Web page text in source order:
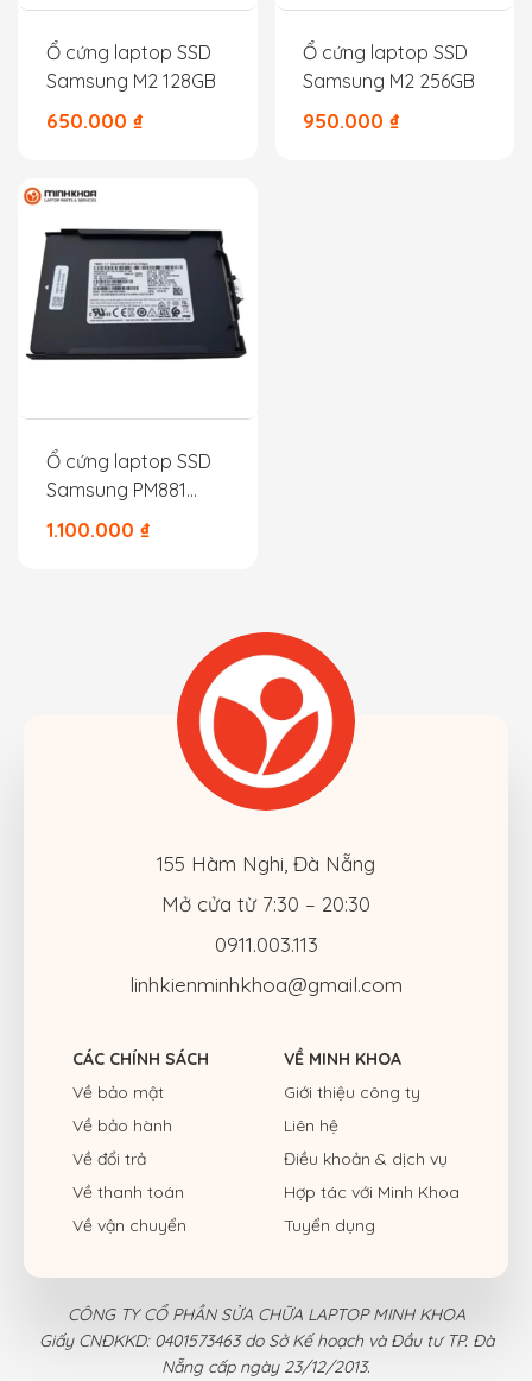
Ổ cứng laptop SSD
Samsung M2 128GB
650.000 ₫
Ổ cứng laptop SSD
Samsung M2 256GB
950.000 ₫
Ổ cứng laptop SSD
Samsung PM881
SATA3 256GB
1.100.000 ₫
CÁC CHÍNH SÁCH
Về bảo mật
Về bảo hành
Về đổi trả
Về thanh toán
Về vận chuyển
155 Hàm Nghi, Đà Nẵng
Mở cửa từ 7:30 – 20:30
0911.003.113
linhkienminhkhoa@gmail.com
VỀ MINH KHOA
Giới thiệu công ty
Liên hệ
Điều khoản & dịch vụ
Hợp tác với Minh Khoa
Tuyển dụng
CÔNG TY CỔ PHẦN SỬA CHỮA LAPTOP MINH KHOA
Giấy CNĐKKD: 0401573463 do Sở Kế hoạch và Đầu tư TP. Đà
Nẵng cấp ngày 23/12/2013.